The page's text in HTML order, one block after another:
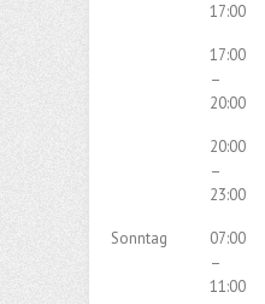
17:00
17:00
–
20:00
20:00
–
23:00
Sonntag
07:00
–
11:00